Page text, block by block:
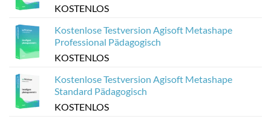
KOSTENLOS
Kostenlose Testversion Agisoft Metashape
Professional Pädagogisch
KOSTENLOS
Kostenlose Testversion Agisoft Metashape
Standard Pädagogisch
KOSTENLOS